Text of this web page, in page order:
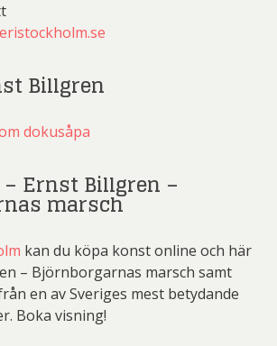
Billgren
dokusåpa
Ernst Billgren –
marsch
kan du köpa konst online och här
– Björnborgarnas marsch samt
en av Sveriges mest betydande
Boka visning!